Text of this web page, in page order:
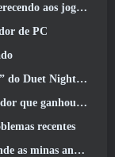
montaria de coelhinho
de PC
o enredo de Huaxu
trailer da Red Band
recentes
do combate aos chefes